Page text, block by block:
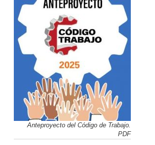
Anteproyecto del Código de Trabajo.
PDF